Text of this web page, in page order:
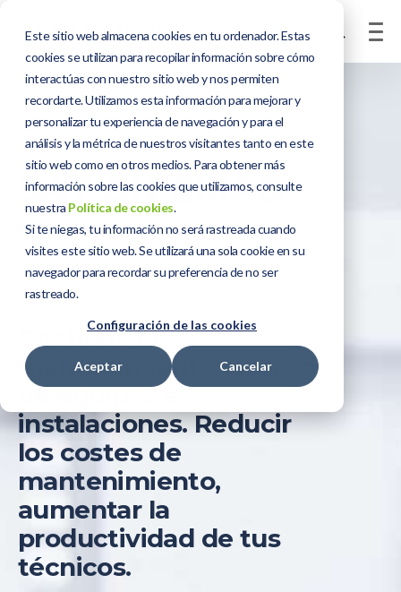
Este sitio web almacena cookies en tu ordenador. Estas
cookies se utilizan para recopilar información sobre cómo
interactúas con nuestro sitio web y nos permiten
recordarte. Utilizamos esta información para mejorar y
personalizar tu experiencia de navegación y para el
análisis y la métrica de nuestros visitantes tanto en este
sitio web como en otros medios. Para obtener más
información sobre las cookies que utilizamos, consulte
nuestra Política de cookies.
Si te niegas, tu información no será rastreada cuando
visites este sitio web. Se utilizará una sola cookie en su
navegador para recordar su preferencia de no ser
rastreado.
Configuración de las cookies
Aceptar Cancelar
SAT-ON GMAO
Software de
mantenimiento
Gestiona el
mantenimiento técnico
de equipos e
instalaciones.Reducir
los costes de
mantenimiento,
aumentar la
productividad de tus
técnicos.